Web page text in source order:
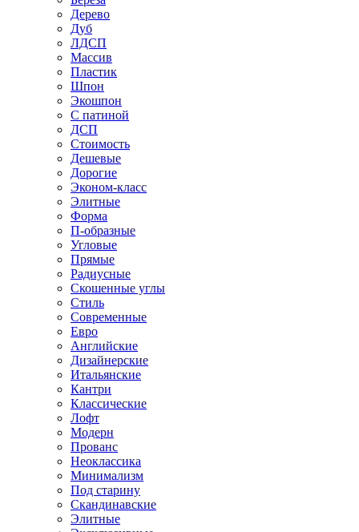
Дерево
Дуб
ЛДСП
Массив
Пластик
Шпон
Экошпон
С патиной
ДСП
Стоимость
Дешевые
Дорогие
Эконом-класс
Элитные
Форма
П-образные
Угловые
Прямые
Радиусные
Скошенные углы
Стиль
Современные
Евро
Английские
Дизайнерские
Итальянские
Кантри
Классические
Лофт
Модерн
Прованс
Неоклассика
Минимализм
Под старину
Скандинавские
Элитные